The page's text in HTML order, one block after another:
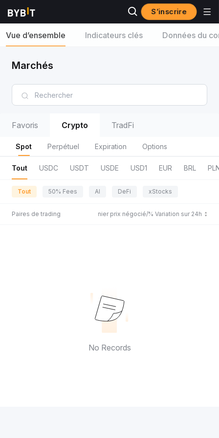
S’inscrire
Vue d’ensemble Indicateurs clés Données du
Marchés
Favoris Crypto TradFi
Spot Perpétuel Expiration Options
Tout USDC USDT USDE USD1 EUR BRL
Tout 50% Fees AI DeFi xStocks
Paires de trading Dernier prix négocié/% Variation sur 24h
No Records